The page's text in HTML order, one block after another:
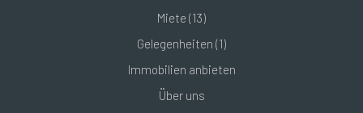
Miete (13)
Gelegenheiten (1)
Immobilien anbieten
Über uns